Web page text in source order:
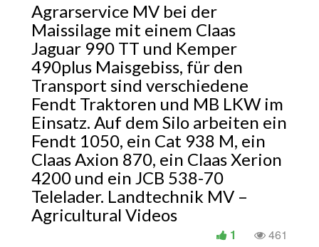
Agrarservice MV bei der
Maissilage mit einem Claas
Jaguar 990 TT und Kemper
490plus Maisgebiss, für den
Transport sind verschiedene
Fendt Traktoren und MB LKW im
Einsatz. Auf dem Silo arbeiten ein
Fendt 1050, ein Cat 938 M, ein
Claas Axion 870, ein Claas Xerion
4200 und ein JCB 538-70
Telelader. Landtechnik MV –
Agricultural Videos
461
1